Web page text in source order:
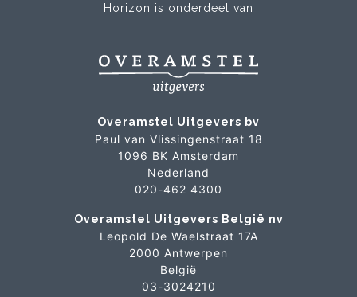
Horizon is onderdeel van
Overamstel Uitgevers bv
Paul van Vlissingenstraat 18
1096 BK Amsterdam
Nederland
020-462 4300
Overamstel Uitgevers België nv
Leopold De Waelstraat 17A
2000 Antwerpen
België
03-3024210